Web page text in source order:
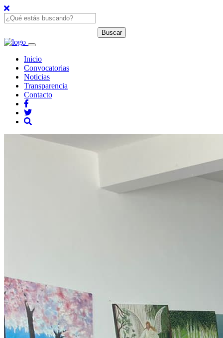
Inicio
Convocatorias
Noticias
Transparencia
Contacto